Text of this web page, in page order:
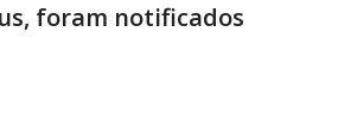
foram notificados